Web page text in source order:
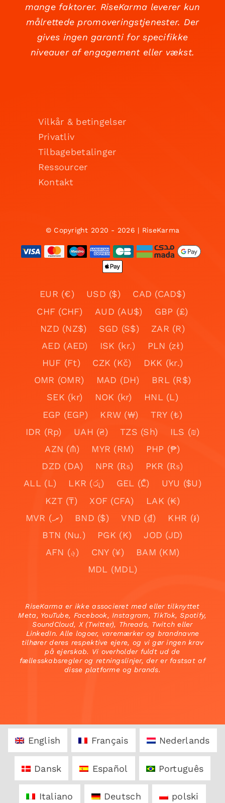
mange faktorer. RiseKarma leverer kun
målrettede promoveringstjenester. Der
gives ingen garanti for specifikke
niveauer af engagement eller vækst.
Vilkår & betingelser
Privatliv
Tilbagebetalinger
Ressourcer
Kontakt
© Copyright 2020 - 2026 | RiseKarma
EUR (€) USD ($)
CAD (CAD$)
CHF (CHF)
AUD (AU$)
GBP (£)
NZD (NZ$)
SGD (S$)
ZAR (R)
AED (AED)
ISK (kr.)
PLN (zł)
HUF (Ft)
CZK (Kč)
DKK (kr.)
OMR (OMR)
MAD (DH)
BRL (R$)
SEK (kr)
NOK (kr)
HNL (L)
EGP (EGP)
KRW (₩)
TRY (₺)
IDR (Rp)
UAH (₴) TZS (Sh)
ILS (₪)
AZN (₼)
MYR (RM)
PHP (₱)
DZD (DA)
NPR (₨)
PKR (₨)
ALL (L)
LKR (රු) GEL (₾)
UYU ($U)
KZT (₸)
XOF (CFA)
LAK (₭)
MVR (.ރ)
BND ($) VND (₫)
KHR (៛)
BTN (Nu.)
PGK (K)
JOD (JD)
AFN (؋)
CNY (¥)
BAM (KM)
MDL (MDL)
RiseKarma er ikke associeret med eller tilknyttet
Meta, YouTube, Facebook, Instagram, TikTok, Spotify,
SoundCloud, X (Twitter), Threads, Twitch eller
LinkedIn. Alle logoer, varemærker og brandnavne
tilhører deres respektive ejere, og vi gør ingen krav
på ejerskab. Vi overholder fuldt ud de
fællesskabsregler og retningslinjer, der er fastsat af
disse platforme og brands.
English Français Nederlands
Dansk Español Português
Italiano Deutsch polski